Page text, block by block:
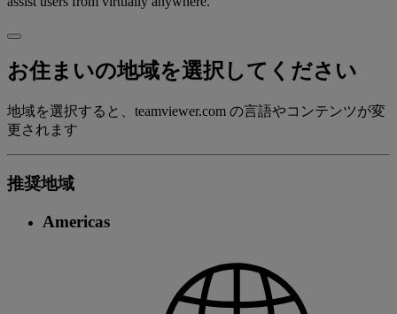
お住まいの地域を選択してください
地域を選択すると、teamviewer.com の言語やコンテンツが変
更されます
推奨地域
Americas